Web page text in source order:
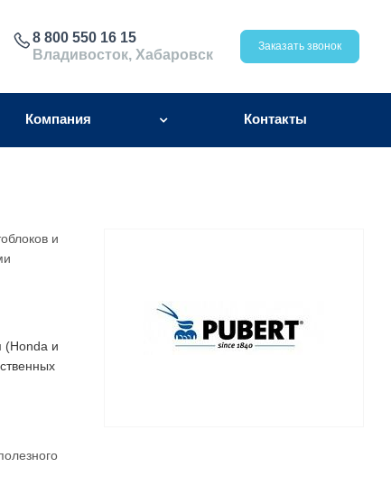
8 800 550 16 15
Владивосток, Хабаровск
Заказать звонок
Компания Контакты
и
(Honda и